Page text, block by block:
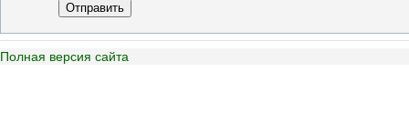
Отправить
Полная версия сайта